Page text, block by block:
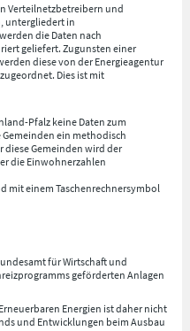
Verteilnetzbetreibern und
untergliedert in
die Daten nach
geliefert. Zugunsten einer
diese von der Energieagentur
Dies ist mit
Pfalz keine Daten zum
ein methodisch
diese Gemeinden wird der
die Einwohnerzahlen
mit einem Taschenrechnersymbol
für Wirtschaft und
geförderten Anlagen
Energien ist daher nicht
und Entwicklungen beim Ausbau